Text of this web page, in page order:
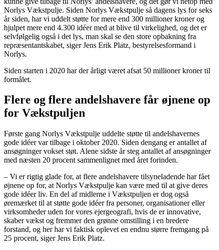
Norlys Vækstpulje. Siden Norlys Vækstpulje så dagens lys for seks
år siden, har vi uddelt støtte for mere end 300 millioner kroner og
hjulpet mere end 4.300 idéer med at blive til virkelighed, og det er
selvfølgelig også i det lys, man skal se den store opbakning fra
repræsentantskabet, siger Jens Erik Platz, bestyrelsesformand i
Norlys.
Siden starten i 2020 har der årligt været afsat 50 millioner kroner til
formålet.
Flere og flere andelshavere får øjnene op
for Vækstpuljen
Første gang Norlys Vækstpulje uddelte støtte til andelshavernes
gode idéer var tilbage i oktober 2020. Siden dengang er antallet af
ansøgninger vokset støt. Alene sidste år steg antallet af ansøgninger
med næsten 20 procent sammenlignet med året forinden.
– Vi er rigtig glade for, at flere andelshavere tilsyneladende har fået
øjnene op for, at Norlys Vækstpulje kan være med til at give deres
gode idéer liv. En del af midlerne i Vækstpuljen er dog også
øremærket til at støtte gode idéer fra personer, organisationer eller
virksomheder uden for vores ejergeografi, hvis de er innovative,
skaber vækst og fremmer den grønne omstilling i en bredere
forstand, og her har vi faktisk oplevet en endnu større fremgang på
25 procent, siger Jens Erik Platz.